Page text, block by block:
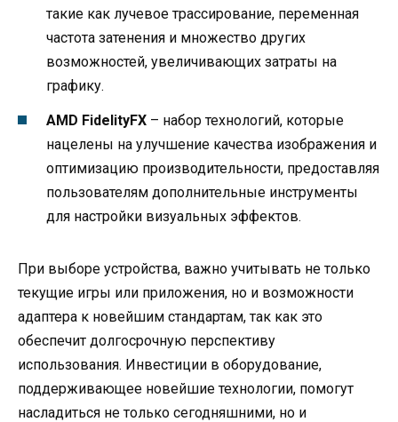
такие как лучевое трассирование, переменная
частота затенения и множество других
возможностей, увеличивающих затраты на
графику.
AMD FidelityFX – набор технологий, которые
нацелены на улучшение качества изображения и
оптимизацию производительности, предоставляя
пользователям дополнительные инструменты
для настройки визуальных эффектов.
При выборе устройства, важно учитывать не только
текущие игры или приложения, но и возможности
адаптера к новейшим стандартам, так как это
обеспечит долгосрочную перспективу
использования. Инвестиции в оборудование,
поддерживающее новейшие технологии, помогут
насладиться не только сегодняшними, но и